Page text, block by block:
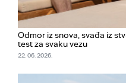
Odmor iz snova, svađa iz
test za svaku vezu
22. 06. 2026.